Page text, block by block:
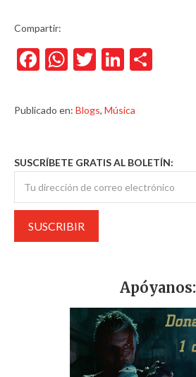
Compartir:
Facebook
WhatsApp
TwitterLinkedIn
Publicado en: Blogs, Música
SUSCRÍBETE GRATIS AL BOLETÍN:
Apóyanos: